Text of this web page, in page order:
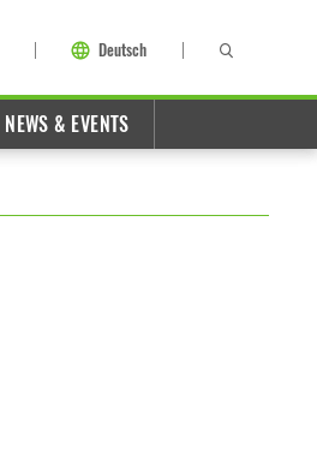
Deutsch
NEWS & EVENTS